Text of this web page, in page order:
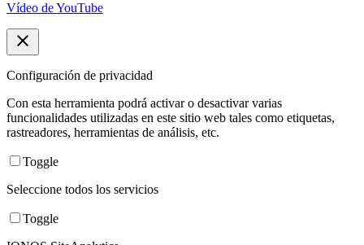
Vídeo de YouTube
Configuración de privacidad
Con esta herramienta podrá activar o desactivar varias
funcionalidades utilizadas en este sitio web tales como etiquetas,
rastreadores, herramientas de análisis, etc.
Toggle
Seleccione todos los servicios
Toggle